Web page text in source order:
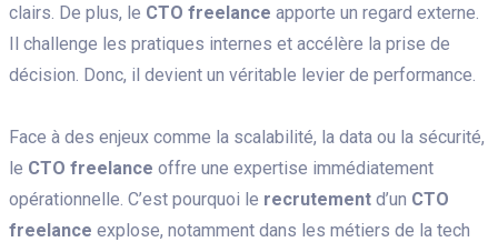
clairs. De plus, le CTO freelance apporte un regard externe.
Il challenge les pratiques internes et accélère la prise de
décision. Donc, il devient un véritable levier de performance.
Face à des enjeux comme la scalabilité, la data ou la sécurité,
le CTO freelance offre une expertise immédiatement
opérationnelle. C’est pourquoi le recrutement d’un CTO
freelance explose, notamment dans les métiers de la tech